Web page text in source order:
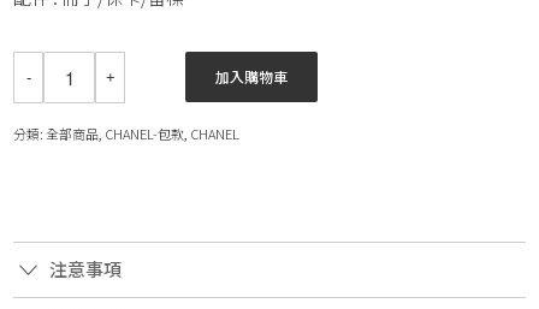
加入購物車
分類:全部商品 CHANEL-包款 CHANEL
注意事項